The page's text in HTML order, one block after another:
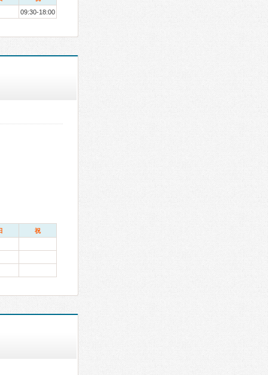
09:30-18:00
祝